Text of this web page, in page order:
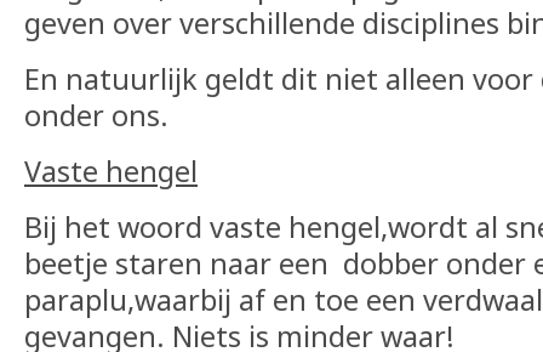
geven over verschillende disciplines
En natuurlijk geldt dit niet alleen voor
onder ons.
Vaste hengel
Bij het woord vaste hengel,wordt al
beetje staren naar een dobber onder
paraplu,waarbij af en toe een
gevangen. Niets is minder waar!